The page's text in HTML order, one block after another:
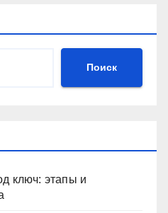
Поиск
ключ: этапы и